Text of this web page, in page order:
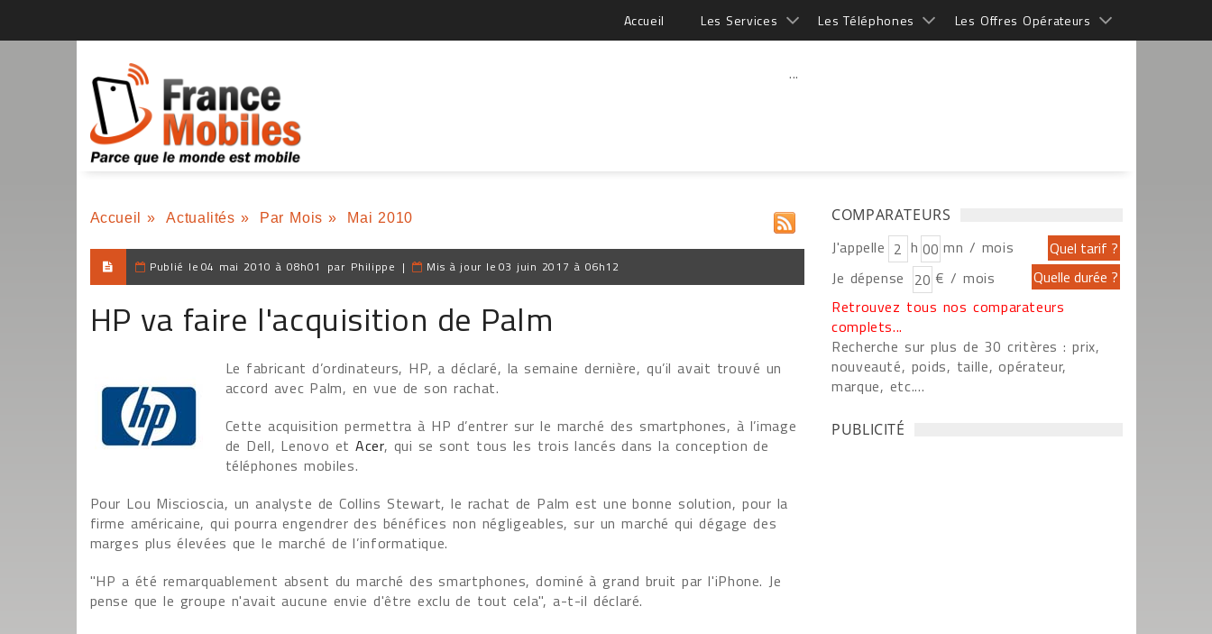
Accueil Les Services Les Téléphones Les Offres Opérateurs
...
Accueil » Actualités » Par Mois » Mai 2010
Publié le 04 mai 2010 à 08h01 par Philippe | Mis à jour le 03 juin 2017 à 06h12
HP va faire l'acquisition de Palm
Le fabricant d’ordinateurs, HP, a déclaré, la semaine dernière, qu’il avait trouvé un
accord avec Palm, en vue de son rachat.
Cette acquisition permettra à HP d’entrer sur le marché des smartphones, à l’image
de Dell, Lenovo etAcer, qui se sont tous les trois lancés dans la conception de
téléphones mobiles.
Pour Lou Miscioscia, un analyste de Collins Stewart, le rachat de Palm est une bonne solution, pour la
firme américaine, qui pourra engendrer des bénéfices non négligeables, sur un marché qui dégage des
marges plus élevées que le marché de l’informatique.
"HP a été remarquablement absent du marché des smartphones, dominé à grand bruit par l'iPhone. Je
pense que le groupe n'avait aucune envie d'être exclu de tout cela", a-t-il déclaré.
COMPARATEURS
J'appelle h
mn / mois
Je dépense
€ / mois
Retrouvez tous nos comparateurs
complets...
Recherche sur plus de 30 critères : prix,
nouveauté, poids, taille, opérateur,
marque, etc....
PUBLICITÉ